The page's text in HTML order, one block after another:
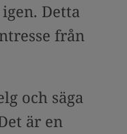
Detta
från
och säga
är en